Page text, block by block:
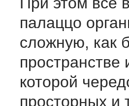
палаццо
сложную, как
которой
просторных и